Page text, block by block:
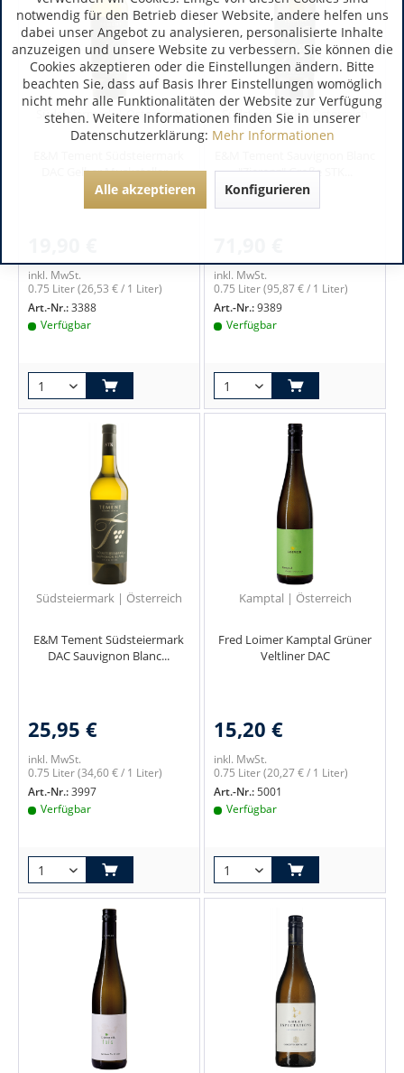
Südsteiermark | Österreich
DAC Gelber Muskateller...
inkl. MwSt.
0.75 Liter(26,53 € / 1 Liter)
Art.-Nr.:3388
Verfügbar
Südsteiermark | Österreich
"Zieregg" Große STK...
inkl. MwSt.
0.75 Liter(95,87 € / 1 Liter)
Art.-Nr.:9389
Verfügbar
Südsteiermark | Österreich
E&M Tement Südsteiermark
DAC Sauvignon Blanc...
25,95 €
inkl. MwSt.
0.75 Liter(34,60 € / 1 Liter)
Art.-Nr.:3997
Verfügbar
Kamptal | Österreich
Fred Loimer Kamptal Grüner
Veltliner DAC
15,20 €
inkl. MwSt.
0.75 Liter(20,27 € / 1 Liter)
Art.-Nr.:5001
Verfügbar
notwendig für den Betrieb dieser Website, andere helfen uns
dabei unser Angebot zu analysieren, personalisierte Inhalte
anzuzeigen und unsere Website zu verbessern. Sie können die
Cookies akzeptieren oder die Einstellungen ändern. Bitte
beachten Sie, dass auf Basis Ihrer Einstellungen womöglich
nicht mehr alle Funktionalitäten der Website zur Verfügung
stehen. Weitere Informationen finden Sie in unserer
Datenschutzerklärung: Mehr Informationen
Alle akzeptieren Konfigurieren